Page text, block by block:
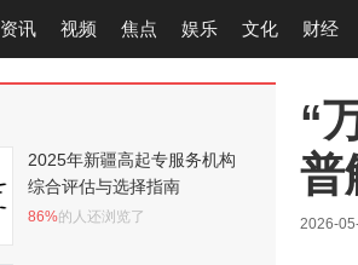
资讯 视频 焦点 娱乐 文化 财经
“
普
2026-
2025年新疆高起专服务机构
综合评估与选择指南
86%的人还浏览了